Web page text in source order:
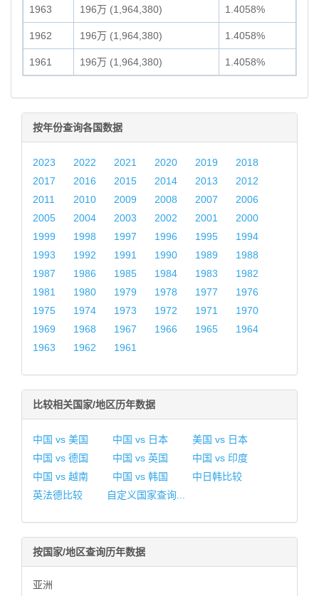
1963 196万 (1,964,380) 1.4058%
1962 196万 (1,964,380) 1.4058%
1961 196万 (1,964,380) 1.4058%
按年份查询各国数据
2023 2022 2021 2020 2019
2018
2017
2016 2015 2014 2013
2012
2011
2010 2009 2008 2007
2006
2005
2004 2003 2002 2001
2000
1999
1998 1997 1996 1995
1994
1993
1992 1991 1990 1989
1988
1987
1986 1985 1984 1983
1982
1981
1980 1979 1978 1977
1976
1975
1974 1973 1972 1971
1970
1969
1968 1967 1966 1965
1964
1963
1962 1961
比较相关国家/地区历年数据
中国 vs 美国 中国 vs 日本
美国 vs 日本
中国 vs 德国
中国 vs 英国
中国 vs 印度
中国 vs 越南
中国 vs 韩国
中日韩比较
英法德比较
自定义国家查询...
按国家/地区查询历年数据
亚洲